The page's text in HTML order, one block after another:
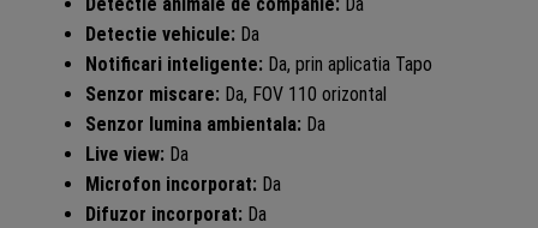
Detectie vehicule:Da
Notificari inteligente:Da, prin aplicatia Tapo
Senzor miscare:Da, FOV 110 orizontal
Senzor lumina ambientala:Da
Live view:Da
Microfon incorporat:Da
Difuzor incorporat:Da